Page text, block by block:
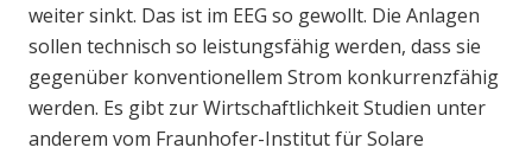
weiter sinkt. Das ist im EEG so gewollt. Die Anlagen
sollen technisch so leistungsfähig werden, dass sie
gegenüber konventionellem Strom konkurrenzfähig
werden. Es gibt zur Wirtschaftlichkeit Studien unter
anderem vom Fraunhofer-Institut für Solare